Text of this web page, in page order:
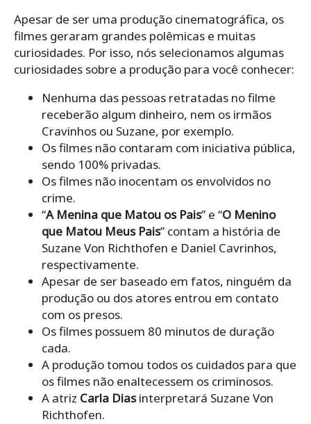
Apesar de ser uma produção cinematográfica, os
filmes geraram grandes polêmicas e muitas
curiosidades. Por isso, nós selecionamos algumas
curiosidades sobre a produção para você conhecer:
Nenhuma das pessoas retratadas no filme
receberão algum dinheiro, nem os irmãos
Cravinhos ou Suzane, por exemplo.
Os filmes não contaram com iniciativa pública,
sendo 100% privadas.
Os filmes não inocentam os envolvidos no
crime.
“A Menina que Matou os Pais” e “O Menino
que Matou Meus Pais” contam a história de
Suzane Von Richthofen e Daniel Cavrinhos,
respectivamente.
Apesar de ser baseado em fatos, ninguém da
produção ou dos atores entrou em contato
com os presos.
Os filmes possuem 80 minutos de duração
cada.
A produção tomou todos os cuidados para que
os filmes não enaltecessem os criminosos.
A atriz Carla Diasinterpretará Suzane Von
Richthofen.